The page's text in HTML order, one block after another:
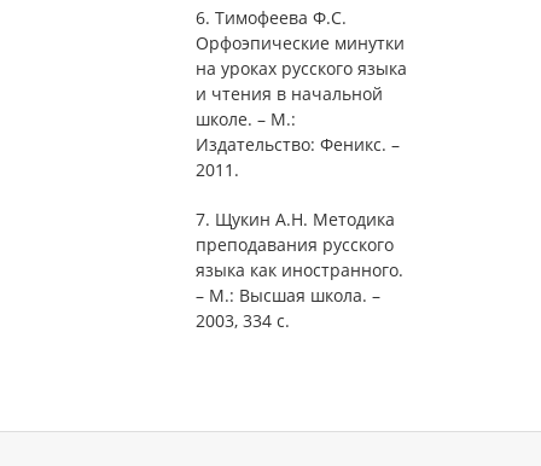
6. Тимофеева Ф.С.
Орфоэпические минутки
на уроках русского языка
и чтения в начальной
школе. – М.:
Издательство: Феникс. –
2011.
7. Щукин А.Н. Методика
преподавания русского
языка как иностранного.
– М.: Высшая школа. –
2003, 334 с.